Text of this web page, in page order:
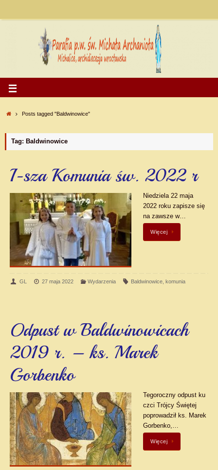
Posts tagged "Baldwinowice"
Tag: Baldwinowice
I-sza Komunia św. 2022 r
Niedziela 22 maja
2022 roku zapisze się
na zawsze w…
Więcej
GL 27 maja 2022 Wydarzenia Baldwinowice ,komunia
Odpust w Baldwinowicach
2019 r. – ks. Marek
Gorbenko
Tegoroczny odpust ku
czci Trójcy Świętej
poprowadził ks. Marek
Gorbenko,…
Więcej